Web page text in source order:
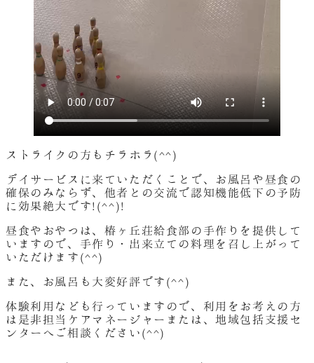
ストライクの方もチラホラ(^^)
デイサービスに来ていただくことで、お風呂や昼食の
確保のみならず、他者との交流で認知機能低下の予防
に効果絶大です!(^^)!
昼食やおやつは、椿ヶ丘荘給食部の手作りを提供して
いますので、手作り・出来立ての料理を召し上がって
いただけます(^^)
また、お風呂も大変好評です(^^)
体験利用なども行っていますので、利用をお考えの方
は是非担当ケアマネージャーまたは、地域包括支援セ
ンターへご相談ください(^^)